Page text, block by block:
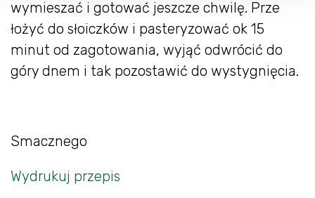
wymieszać i gotować jeszcze chwilę. Prze
łożyć do słoiczków i pasteryzować ok 15
minut od zagotowania, wyjąć odwrócić do
góry dnem i tak pozostawić do wystygnięcia.
Smacznego
Wydrukuj przepis